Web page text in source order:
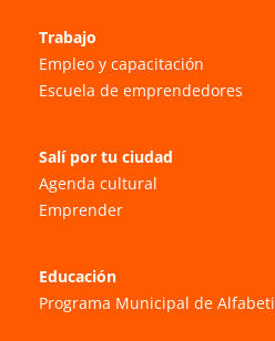
Trabajo
Empleo y capacitación
Escuela de emprendedores
Salí por tu ciudad
Agenda cultural
Emprender
Educación
Programa Municipal de